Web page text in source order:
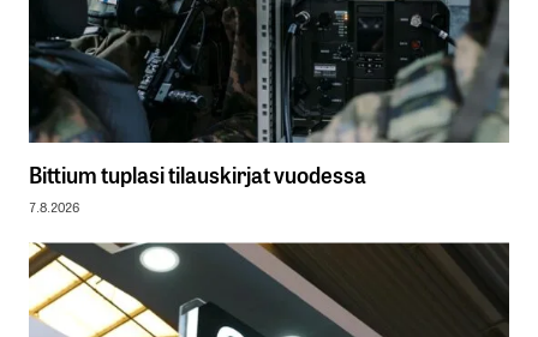
Bittium tuplasi tilauskirjat vuodessa
7.8.2026